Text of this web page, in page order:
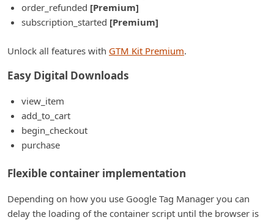
order_refunded [Premium]
subscription_started [Premium]
Unlock all features with GTM Kit Premium.
Easy Digital Downloads
view_item
add_to_cart
begin_checkout
purchase
Flexible container implementation
Depending on how you use Google Tag Manager you can
delay the loading of the container script until the browser is